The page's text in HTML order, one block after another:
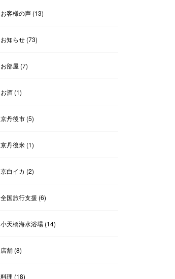
お客様の声(13)
お知らせ(73)
お部屋 (7)
お酒(1)
京丹後市(5)
京丹後米(1)
京白イカ (2)
全国旅行支援 (6)
小天橋海水浴場(14)
店舗(8)
料理 (18)